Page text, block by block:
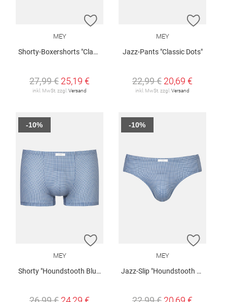
ZUR WUNSCHLISTE HINZUFÜGEN
MEY
Shorty-Boxershorts "Classic Dots"
27,99 € 25,19 €
inkl. MwSt. zzgl. Versand
ZUR
MEY
Jazz-Pants "Classic Dots"
22,99 € 20,69 €
inkl. MwSt. zzgl. Versand
ZUR WUNSCHLISTE HINZUFÜGEN
MEY
Shorty "Houndstooth Blue"
-10%
ZUR
MEY
Jazz-Slip "Houndstooth Blue"
-10%